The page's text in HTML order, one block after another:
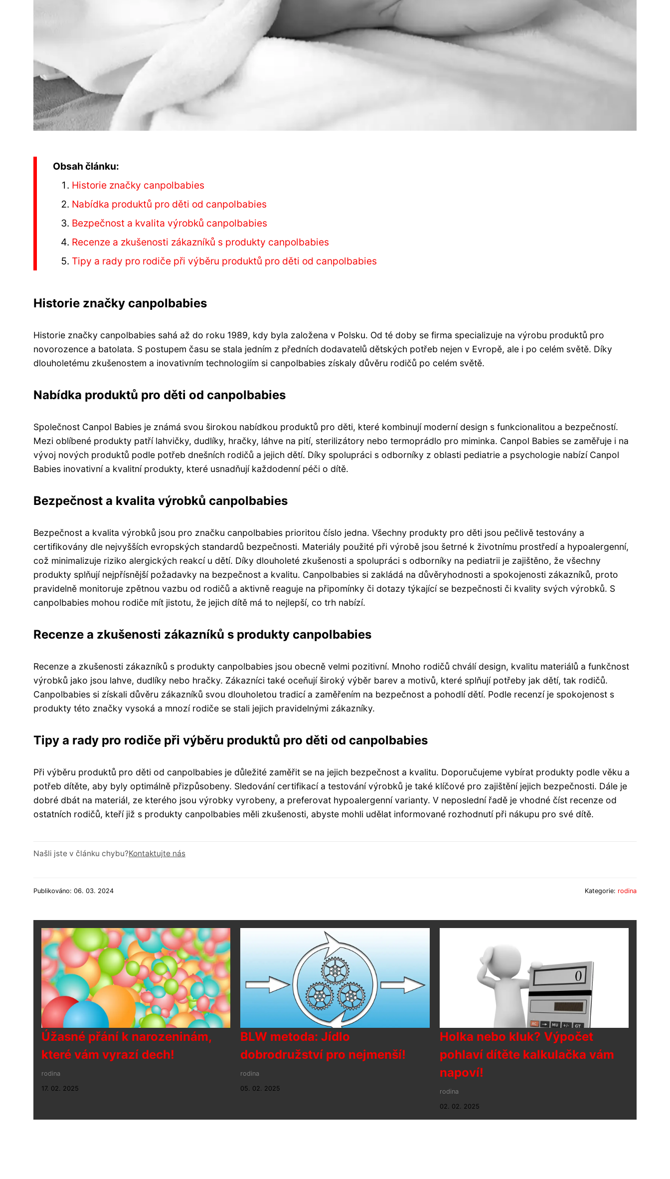
Obsah článku:
Historie značky canpolbabies
Nabídka produktů pro děti od canpolbabies
Bezpečnost a kvalita výrobků canpolbabies
Recenze a zkušenosti zákazníků s produkty canpolbabies
Tipy a rady pro rodiče při výběru produktů pro děti od canpolbabies
Historie značky canpolbabies
Historie značky canpolbabies sahá až do roku 1989, kdy byla založena v Polsku. Od té doby se firma specializuje na výrobu produktů pro
novorozence a batolata. S postupem času se stala jedním z předních dodavatelů dětských potřeb nejen v Evropě, ale i po celém světě. Díky
dlouholetému zkušenostem a inovativním technologiím si canpolbabies získaly důvěru rodičů po celém světě.
Nabídka produktů pro děti od canpolbabies
Společnost Canpol Babies je známá svou širokou nabídkou produktů pro děti, které kombinují moderní design s funkcionalitou a bezpečností.
Mezi oblíbené produkty patří lahvičky, dudlíky, hračky, láhve na pití, sterilizátory nebo termoprádlo pro miminka. Canpol Babies se zaměřuje i na
vývoj nových produktů podle potřeb dnešních rodičů a jejich dětí. Díky spolupráci s odborníky z oblasti pediatrie a psychologie nabízí Canpol
Babies inovativní a kvalitní produkty, které usnadňují každodenní péči o dítě.
Bezpečnost a kvalita výrobků canpolbabies
Bezpečnost a kvalita výrobků jsou pro značku canpolbabies prioritou číslo jedna. Všechny produkty pro děti jsou pečlivě testovány a
certifikovány dle nejvyšších evropských standardů bezpečnosti. Materiály použité při výrobě jsou šetrné k životnímu prostředí a hypoalergenní,
což minimalizuje riziko alergických reakcí u dětí. Díky dlouholeté zkušenosti a spolupráci s odborníky na pediatrii je zajištěno, že všechny
produkty splňují nejpřísnější požadavky na bezpečnost a kvalitu. Canpolbabies si zakládá na důvěryhodnosti a spokojenosti zákazníků, proto
pravidelně monitoruje zpětnou vazbu od rodičů a aktivně reaguje na připomínky či dotazy týkající se bezpečnosti či kvality svých výrobků. S
canpolbabies mohou rodiče mít jistotu, že jejich dítě má to nejlepší, co trh nabízí.
Recenze a zkušenosti zákazníků s produkty canpolbabies
Recenze a zkušenosti zákazníků s produkty canpolbabies jsou obecně velmi pozitivní. Mnoho rodičů chválí design, kvalitu materiálů a funkčnost
výrobků jako jsou lahve, dudlíky nebo hračky. Zákazníci také oceňují široký výběr barev a motivů, které splňují potřeby jak dětí, tak rodičů.
Canpolbabies si získali důvěru zákazníků svou dlouholetou tradicí a zaměřením na bezpečnost a pohodlí dětí. Podle recenzí je spokojenost s
produkty této značky vysoká a mnozí rodiče se stali jejich pravidelnými zákazníky.
Tipy a rady pro rodiče při výběru produktů pro děti od canpolbabies
Při výběru produktů pro děti od canpolbabies je důležité zaměřit se na jejich bezpečnost a kvalitu. Doporučujeme vybírat produkty podle věku a
potřeb dítěte, aby byly optimálně přizpůsobeny. Sledování certifikací a testování výrobků je také klíčové pro zajištění jejich bezpečnosti. Dále je
dobré dbát na materiál, ze kterého jsou výrobky vyrobeny, a preferovat hypoalergenní varianty. V neposlední řadě je vhodné číst recenze od
ostatních rodičů, kteří již s produkty canpolbabies měli zkušenosti, abyste mohli udělat informované rozhodnutí při nákupu pro své dítě.
Našli jste v článku chybu?Kontaktujte nás
Publikováno: 06. 03. 2024 Kategorie: rodina
Úžasné přání k narozeninám,
které vám vyrazí dech!
rodina
17. 02. 2025
BLW metoda: Jídlo
dobrodružství pro nejmenší!
rodina
05. 02. 2025
Holka nebo kluk? Výpočet
pohlaví dítěte kalkulačka vám
napoví!
rodina
02. 02. 2025